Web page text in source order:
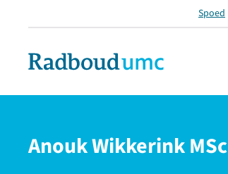
Spoed
Anouk Wikkerink MSc